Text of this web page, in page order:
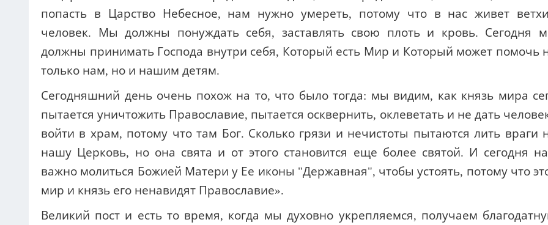
попасть в Царство Небесное, нам нужно умереть, потому что в нас живет
человек. Мы должны понуждать себя, заставлять свою плоть и кровь. Сегодня
должны принимать Господа внутри себя, Который есть Мир и Который может помочь
только нам, но и нашим детям.
Сегодняшний день очень похож на то, что было тогда: мы видим, как князь мира
пытается уничтожить Православие, пытается осквернить, оклеветать и не дать
войти в храм, потому что там Бог. Сколько грязи и нечистоты пытаются лить враги
нашу Церковь, но она свята и от этого становится еще более святой. И сегодня
важно молиться Божией Матери у Ее иконы "Державная", чтобы устоять, потому что
мир и князь его ненавидят Православие».
Великий пост и есть то время, когда мы духовно укрепляемся, получаем